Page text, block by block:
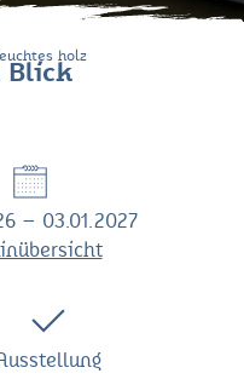
holz
Blick
– 03.01.2027